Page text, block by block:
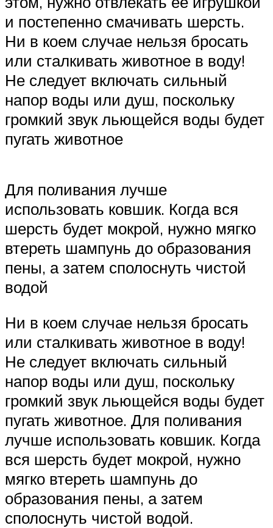
и постепенно смачивать шерсть.
Ни в коем случае нельзя бросать
или сталкивать животное в воду!
Не следует включать сильный
напор воды или душ, поскольку
громкий звук льющейся воды будет
пугать животное
Для поливания лучше
использовать ковшик. Когда вся
шерсть будет мокрой, нужно мягко
втереть шампунь до образования
пены, а затем сполоснуть чистой
водой
Ни в коем случае нельзя бросать
или сталкивать животное в воду!
Не следует включать сильный
напор воды или душ, поскольку
громкий звук льющейся воды будет
пугать животное. Для поливания
лучше использовать ковшик. Когда
вся шерсть будет мокрой, нужно
мягко втереть шампунь до
образования пены, а затем
сполоснуть чистой водой.